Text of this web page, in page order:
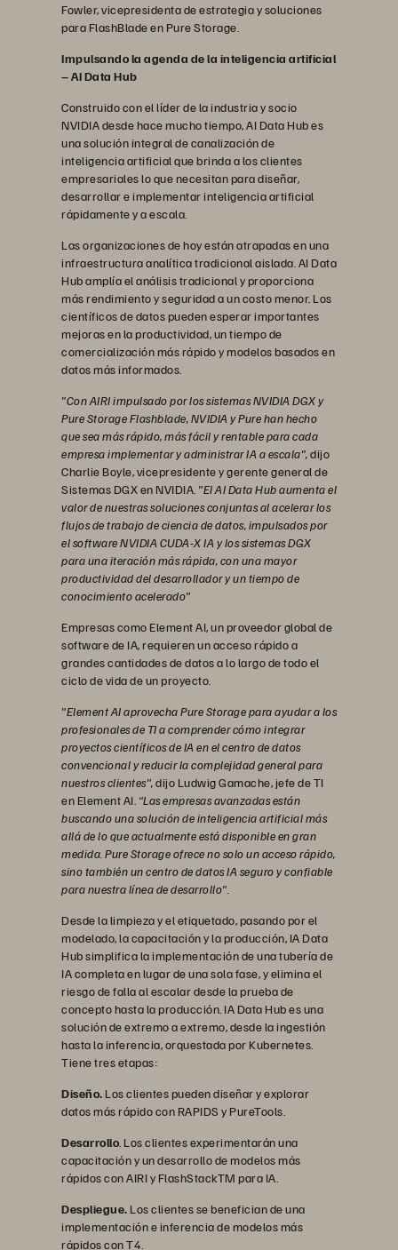
Fowler, vicepresidenta de estrategia y soluciones
para FlashBlade en Pure Storage.
Impulsando la agenda de la inteligencia artificial
– AI Data Hub
Construido con el líder de la industria y socio
NVIDIA desde hace mucho tiempo, AI Data Hub es
una solución integral de canalización de
inteligencia artificial que brinda a los clientes
empresariales lo que necesitan para diseñar,
desarrollar e implementar inteligencia artificial
rápidamente y a escala.
Las organizaciones de hoy están atrapadas en una
infraestructura analítica tradicional aislada. AI Data
Hub amplía el análisis tradicional y proporciona
más rendimiento y seguridad a un costo menor. Los
científicos de datos pueden esperar importantes
mejoras en la productividad, un tiempo de
comercialización más rápido y modelos basados en
datos más informados.
"Con AIRI impulsado por los sistemas NVIDIA DGX y
Pure Storage Flashblade, NVIDIA y Pure han hecho
que sea más rápido, más fácil y rentable para cada
empresa implementar y administrar IA a escala",dijo
Charlie Boyle, vicepresidente y gerente general de
Sistemas DGX en NVIDIA. "El AI Data Hub aumenta el
valor de nuestras soluciones conjuntas al acelerar los
flujos de trabajo de ciencia de datos, impulsados por
el software NVIDIA CUDA-X IA y los sistemas DGX
para una iteración más rápida, con una mayor
productividad del desarrollador y un tiempo de
conocimiento acelerado"
Empresas como Element AI, un proveedor global de
software de IA, requieren un acceso rápido a
grandes cantidades de datos a lo largo de todo el
ciclo de vida de un proyecto.
"Element AI aprovecha Pure Storage para ayudar a los
profesionales de TI a comprender cómo integrar
proyectos científicos de IA en el centro de datos
convencional y reducir la complejidad general para
nuestros clientes",dijo Ludwig Gamache, jefe de TI
en Element AI. “Las empresas avanzadas están
buscando una solución de inteligencia artificial más
allá de lo que actualmente está disponible en gran
medida. Pure Storage ofrece no solo un acceso rápido,
sino también un centro de datos IA seguro y confiable
para nuestra línea de desarrollo".
Desde la limpieza y el etiquetado, pasando por el
modelado, la capacitación y la producción, IA Data
Hub simplifica la implementación de una tubería de
IA completa en lugar de una sola fase, y elimina el
riesgo de falla al escalar desde la prueba de
concepto hasta la producción. IA Data Hub es una
solución de extremo a extremo, desde la ingestión
hasta la inferencia, orquestada por Kubernetes.
Tiene tres etapas:
Diseño. Los clientes pueden diseñar y explorar
datos más rápido con RAPIDS y PureTools.
Desarrollo . Los clientes experimentarán una
capacitación y un desarrollo de modelos más
rápidos con AIRI y FlashStackTM para IA.
Despliegue. Los clientes se benefician de una
implementación e inferencia de modelos más
rápidos con T4.